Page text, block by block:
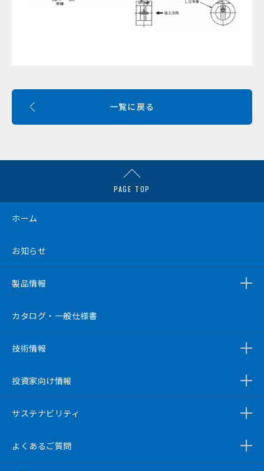
一覧に戻る
PAGE TOP
ホーム
お知らせ
製品情報
カタログ・一般仕様書
技術情報
投資家向け情報
サステナビリティ
よくあるご質問